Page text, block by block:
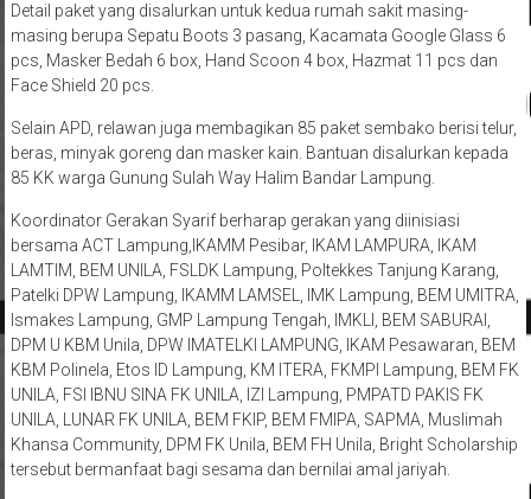
Detail paket yang disalurkan untuk kedua rumah sakit masing-
masing berupa Sepatu Boots 3 pasang, Kacamata Google Glass 6
pcs, Masker Bedah 6 box, Hand Scoon 4 box, Hazmat 11 pcs dan
Face Shield 20 pcs.
Selain APD, relawan juga membagikan 85 paket sembako berisi telur,
beras, minyak goreng dan masker kain. Bantuan disalurkan kepada
85 KK warga Gunung Sulah Way Halim Bandar Lampung.
Koordinator Gerakan Syarif berharap gerakan yang diinisiasi
bersama ACT Lampung,IKAMM Pesibar, IKAM LAMPURA, IKAM
LAMTIM, BEM UNILA, FSLDK Lampung, Poltekkes Tanjung Karang,
Patelki DPW Lampung, IKAMM LAMSEL, IMK Lampung, BEM UMITRA,
Ismakes Lampung, GMP Lampung Tengah, IMKLI, BEM SABURAI,
DPM U KBM Unila, DPW IMATELKI LAMPUNG, IKAM Pesawaran, BEM
KBM Polinela, Etos ID Lampung, KM ITERA, FKMPI Lampung, BEM FK
UNILA, FSI IBNU SINA FK UNILA, IZI Lampung, PMPATD PAKIS FK
UNILA, LUNAR FK UNILA, BEM FKIP, BEM FMIPA, SAPMA, Muslimah
Khansa Community, DPM FK Unila, BEM FH Unila, Bright Scholarship
tersebut bermanfaat bagi sesama dan bernilai amal jariyah.